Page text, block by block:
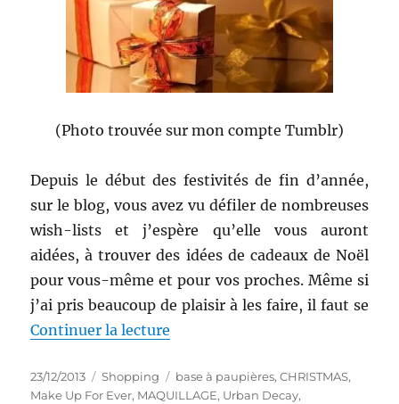
et
Benefit
!
(Photo trouvée sur mon compte Tumblr)
Depuis le début des festivités de fin d’année,
sur le blog, vous avez vu défiler de nombreuses
wish-lists et j’espère qu’elle vous auront
aidées, à trouver des idées de cadeaux de Noël
pour vous-même et pour vos proches. Même si
j’ai pris beaucoup de plaisir à les faire, il faut se
Continuer la lecture
Publié
le
23/12/2013 Catégories
Shopping Étiquettes
base à paupières,CHRISTMAS,
Make Up For Ever, MAQUILLAGE, Urban Decay,